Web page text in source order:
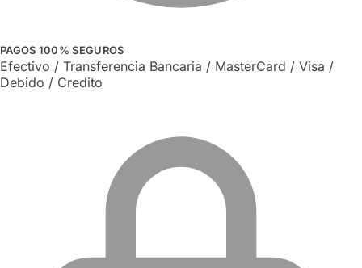
PAGOS 100% SEGUROS
Efectivo / Transferencia Bancaria / MasterCard / Visa /
Debido / Credito